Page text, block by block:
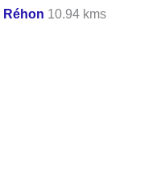
Réhon 10.94 kms